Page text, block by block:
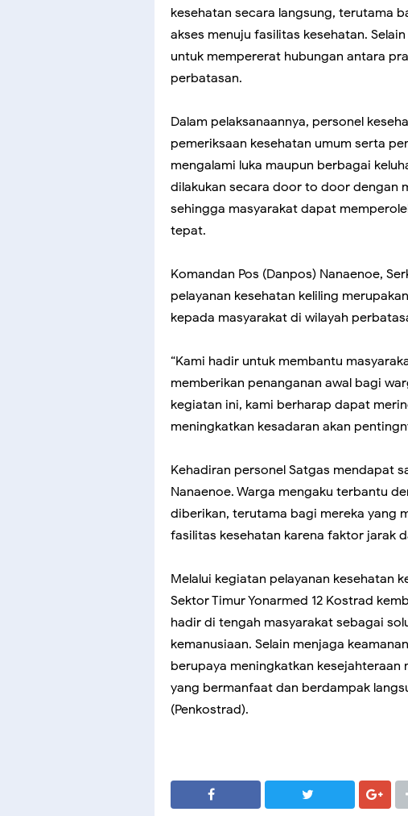
kesehatan secara langsung, terutama
akses menuju fasilitas kesehatan.
untuk mempererat hubungan antara
perbatasan.
Dalam pelaksanaannya, personel
pemeriksaan kesehatan umum serta
mengalami luka maupun berbagai
dilakukan secara door to door dengan
sehingga masyarakat dapat
tepat.
Komandan Pos (Danpos) Nanaenoe,
pelayanan kesehatan keliling
kepada masyarakat di wilayah
“Kami hadir untuk membantu
memberikan penanganan awal bagi
kegiatan ini, kami berharap dapat
meningkatkan kesadaran akan
Kehadiran personel Satgas mendapat
Nanaenoe. Warga mengaku terbantu
diberikan, terutama bagi mereka yang
fasilitas kesehatan karena faktor jarak
Melalui kegiatan pelayanan kesehatan
Sektor Timur Yonarmed 12 Kostrad
hadir di tengah masyarakat sebagai
kemanusiaan. Selain menjaga
berupaya meningkatkan
yang bermanfaat dan berdampak
(Penkostrad).